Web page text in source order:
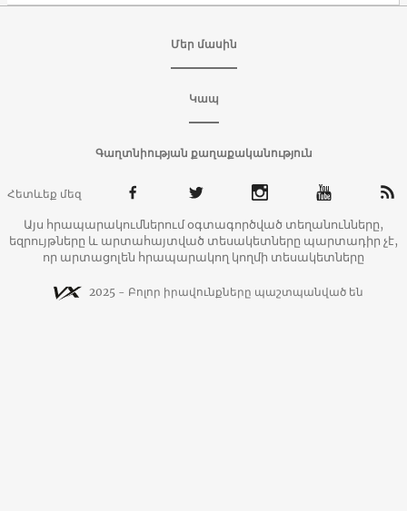
Մեր մասին
Կապ
Գաղտնիության քաղաքականություն
Հետևեք մեզ
Այս հրապարակումներում օգտագործված տեղանունները,
եզրույթները և արտահայտված տեսակետները պարտադիր չէ,
որ արտացոլեն հրապարակող կողմի տեսակետները
2025 - Բոլոր իրավունքները պաշտպանված են